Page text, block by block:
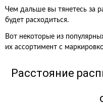
Чем дальше вы тянетесь за
будет расходиться.
Вот некоторые из
их ассортимент с
Расстояние